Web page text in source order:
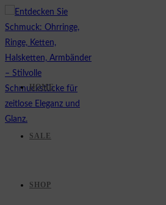
Zum
Inhalt
springen
HOME
SALE
SHOP